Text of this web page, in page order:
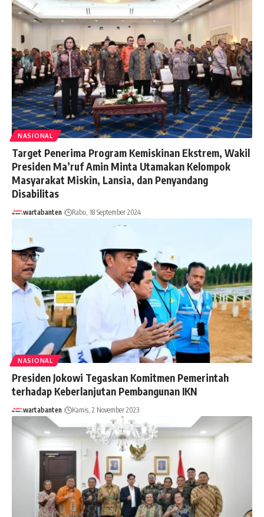
NASIONAL
Target Penerima Program Kemiskinan Ekstrem, Wakil
Presiden Ma’ruf Amin Minta Utamakan Kelompok
Masyarakat Miskin, Lansia, dan Penyandang
Disabilitas
wartabanten Rabu, 18 September 2024
NASIONAL
Presiden Jokowi Tegaskan Komitmen Pemerintah
terhadap Keberlanjutan Pembangunan IKN
wartabanten Kamis, 2 November 2023